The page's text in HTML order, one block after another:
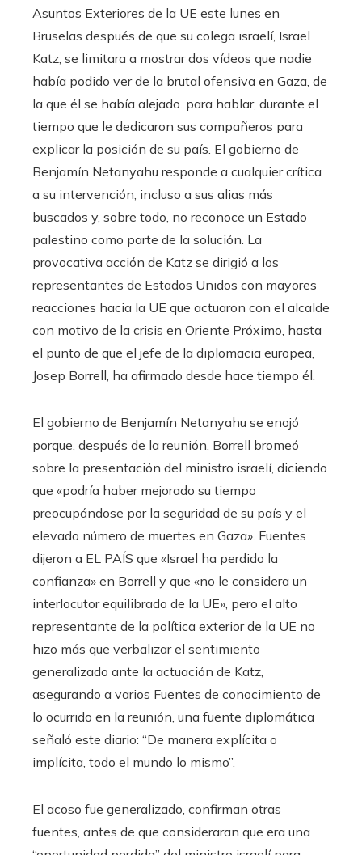
Asuntos Exteriores de la UE este lunes en
Bruselas después de que su colega israelí, Israel
Katz, se limitara a mostrar dos vídeos que nadie
había podido ver de la brutal ofensiva en Gaza, de
la que él se había alejado. para hablar, durante el
tiempo que le dedicaron sus compañeros para
explicar la posición de su país. El gobierno de
Benjamín Netanyahu responde a cualquier crítica
a su intervención, incluso a sus alias más
buscados y, sobre todo, no reconoce un Estado
palestino como parte de la solución. La
provocativa acción de Katz se dirigió a los
representantes de Estados Unidos con mayores
reacciones hacia la UE que actuaron con el alcalde
con motivo de la crisis en Oriente Próximo, hasta
el punto de que el jefe de la diplomacia europea,
Josep Borrell, ha afirmado desde hace tiempo él.
El gobierno de Benjamín Netanyahu se enojó
porque, después de la reunión, Borrell bromeó
sobre la presentación del ministro israelí, diciendo
que «podría haber mejorado su tiempo
preocupándose por la seguridad de su país y el
elevado número de muertes en Gaza». Fuentes
dijeron a EL PAÍS que «Israel ha perdido la
confianza» en Borrell y que «no le considera un
interlocutor equilibrado de la UE», pero el alto
representante de la política exterior de la UE no
hizo más que verbalizar el sentimiento
generalizado ante la actuación de Katz,
asegurando a varios Fuentes de conocimiento de
lo ocurrido en la reunión, una fuente diplomática
señaló este diario: “De manera explícita o
implícita, todo el mundo lo mismo”.
El acoso fue generalizado, confirman otras
fuentes, antes de que consideraran que era una